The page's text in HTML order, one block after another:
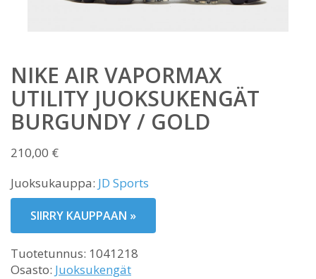
NIKE AIR VAPORMAX
UTILITY JUOKSUKENGÄT
BURGUNDY / GOLD
210,00 €
Juoksukauppa: JD Sports
SIIRRY KAUPPAAN »
Tuotetunnus: 1041218
Osasto: Juoksukengät